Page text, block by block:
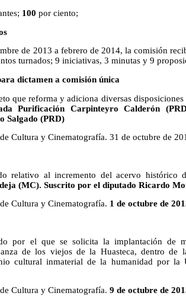
100 por ciento;
de 2013 a febrero de 2014, la comisión
turnados; 9 iniciativas, 3 minutas y 9
dictamen a comisión única
que reforma y adiciona diversas
Purificación Carpinteyro Calderón
Salgado (PRD)
Cultura y Cinematografía. 31 de octubre de
relativo al incremento del acervo histórico
(MC). Suscrito por el diputado Ricardo
Cultura y Cinematografía. 1 de octubre de
por el que se solicita la implantación de
de los viejos de la Huasteca, dentro de
cultural inmaterial de la humanidad por la
Cultura y Cinematografía. 9 de octubre de